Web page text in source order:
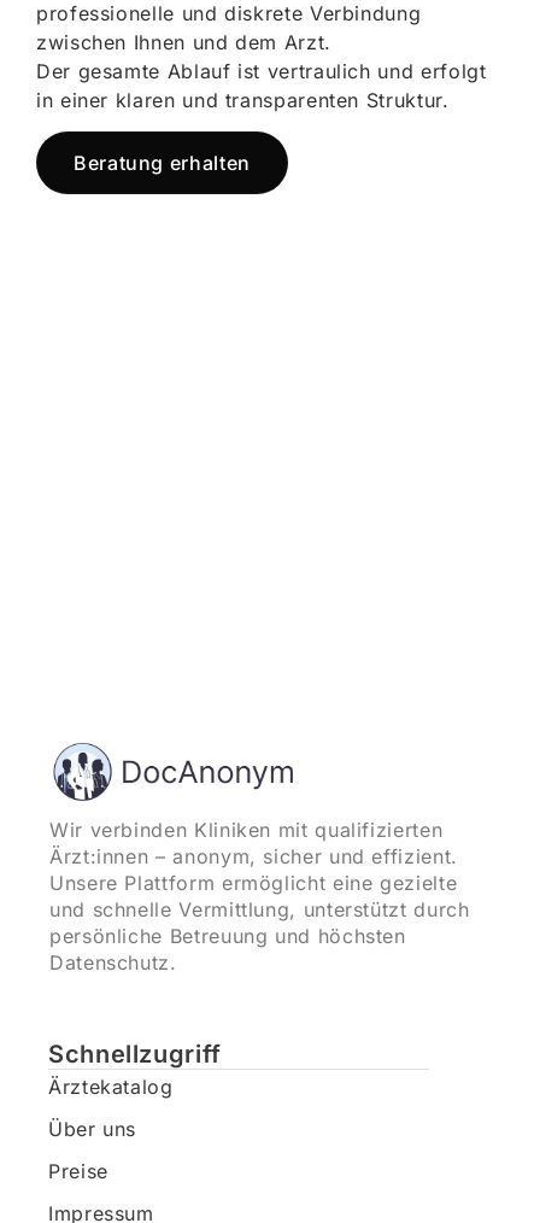
professionelle und diskrete Verbindung
zwischen Ihnen und dem Arzt.
Der gesamte Ablauf ist vertraulich und erfolgt
in einer klaren und transparenten Struktur.
Beratung erhalten
Wir verbinden Kliniken mit qualifizierten
Ärzt:innen – anonym, sicher und effizient.
Unsere Plattform ermöglicht eine gezielte
und schnelle Vermittlung, unterstützt durch
persönliche Betreuung und höchsten
Datenschutz.
Schnellzugriff
Ärztekatalog
Über uns
Preise
Impressum